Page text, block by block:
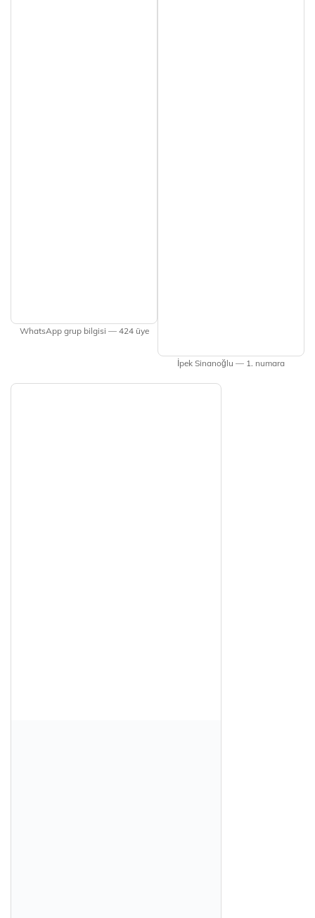
WhatsApp grup bilgisi — 424 üye
İpek Sinanoğlu — 1. numara